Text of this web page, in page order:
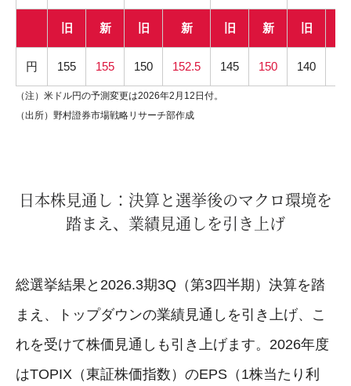
旧 新 旧 新 旧 新 旧
円 155 155 150 152.5 145 150 140
（注）米ドル円の予測変更は2026年2月12日付。
（出所）野村證券市場戦略リサーチ部作成
日本株見通し：決算と選挙後のマクロ環境を
踏まえ、業績見通しを引き上げ
総選挙結果と2026.3期3Q（第3四半期）決算を踏
まえ、トップダウンの業績見通しを引き上げ、こ
れを受けて株価見通しも引き上げます。2026年度
はTOPIX（東証株価指数）のEPS（1株当たり利